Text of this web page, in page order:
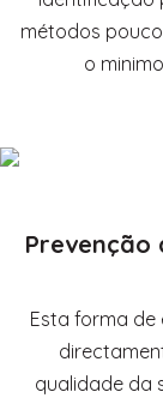
métodos
o
Prevenção
Esta forma de
qualidade da